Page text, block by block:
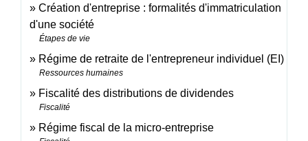
Création d'entreprise : formalités d'immatriculation
d'une société
Étapes de vie
Régime de retraite de l'entrepreneur individuel (EI)
Ressources humaines
Fiscalité des distributions de dividendes
Fiscalité
Régime fiscal de la micro-entreprise